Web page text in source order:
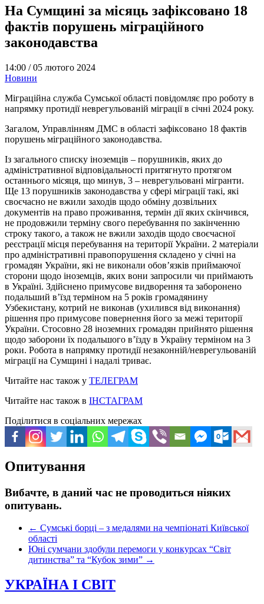
На Сумщині за місяць зафіксовано 18
фактів порушень міграційного
законодавства
14:00 /05 лютого 2024
Новини
Міграційна служба Сумської області повідомляє про роботу в
напрямку протидії неврегульованій міграції в січні 2024 року.
Загалом, Управлінням ДМС в області зафіксовано 18 фактів
порушень міграційного законодавства.
Із загального списку іноземців – порушників, яких до
адміністративної відповідальності притягнуто протягом
останнього місяця, що минув, 3 – неврегульовані мігранти.
Ще 13 порушників законодавства у сфері міграції такі, які
своєчасно не вжили заходів щодо обміну дозвільних
документів на право проживання, термін дії яких скінчився,
не продовжили терміну свого перебування по закінченню
строку такого, а також не вжили заходів щодо своєчасної
реєстрації місця перебування на території України. 2 матеріали
про адміністративні правопорушення складено у січні на
громадян України, які не виконали обов’язків приймаючої
сторони щодо іноземців, яких вони запросили чи приймають
в Україні. Здійснено примусове видворення та заборонено
подальший в’їзд терміном на 5 років громадянину
Узбекистану, котрий не виконав (ухилився від виконання)
рішення про примусове повернення його за межі території
України. Стосовно 28 іноземних громадян прийнято рішення
щодо заборони їх подальшого в’їзду в Україну терміном на 3
роки. Робота в напрямку протидії незаконній/неврегульованій
міграції на Сумщині і надалі триває.
Читайте нас також у ТЕЛЕГРАМ
Читайте нас також в ІНСТАГРАМ
Поділитися в соціальних мережах
Опитування
Вибачте, в даний час не проводиться ніяких
опитувань.
← Сумські борці – з медалями на чемпіонаті Київської
області
Юні сумчани здобули перемоги у конкурсах “Світ
дитинства” та “Кубок зими” →
УКРАЇНА І СВІТ